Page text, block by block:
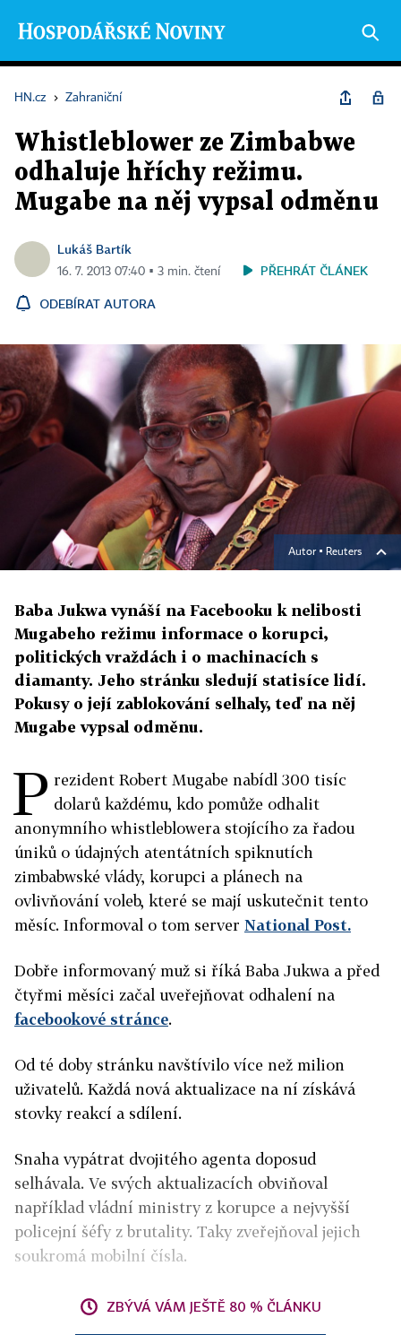
HN.cz › Zahraniční
Whistleblower ze Zimbabwe
odhaluje hříchy režimu.
Mugabe na něj vypsal odměnu
Lukáš Bartík
16. 7. 2013 07:40 ▪ 3 min. čtení PŘEHRÁT ČLÁNEK
ODEBÍRAT AUTORA
Autor ▪ Reuters
Baba Jukwa vynáší na Facebooku k nelibosti
Mugabeho režimu informace o korupci,
politických vraždách i o machinacích s
diamanty. Jeho stránku sledují statisíce lidí.
Pokusy o její zablokování selhaly, teď na něj
Mugabe vypsal odměnu.
P rezident Robert Mugabe nabídl 300 tisíc
dolarů každému, kdo pomůže odhalit
anonymního whistleblowera stojícího za řadou
úniků o údajných atentátních spiknutích
zimbabwské vlády, korupci a plánech na
ovlivňování voleb, které se mají uskutečnit tento
měsíc. Informoval o tom server National Post.
Dobře informovaný muž si říká Baba Jukwa a před
čtyřmi měsíci začal uveřejňovat odhalení na
facebookové stránce.
Od té doby stránku navštívilo více než milion
uživatelů. Každá nová aktualizace na ní získává
stovky reakcí a sdílení.
Snaha vypátrat dvojitého agenta doposud
selhávala. Ve svých aktualizacích obviňoval
například vládní ministry z korupce a nejvyšší
policejní šéfy z brutality. Taky zveřejňoval jejich
soukromá mobilní čísla.
ZBÝVÁ VÁM JEŠTĚ 80 % ČLÁNKU